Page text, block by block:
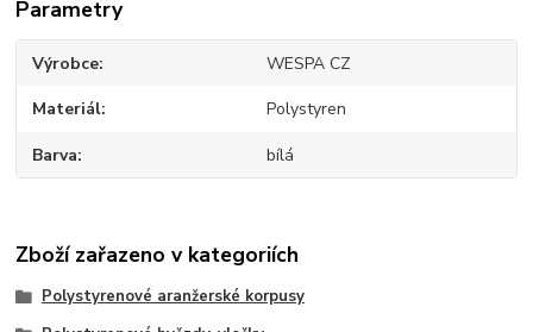
Parametry
Výrobce WESPA CZ
Materiál Polystyren
Barva bílá
Zboží zařazeno v kategoriích
Polystyrenové aranžerské korpusy